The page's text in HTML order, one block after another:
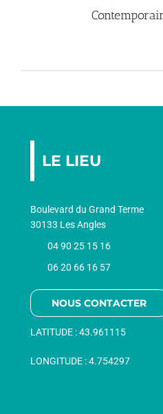
LE LIEU
Boulevard du Grand Terme
30133 Les Angles
04 90 25 15 16
06 20 66 16 57
NOUS CONTACTER
LATITUDE :43.961115
LONGITUDE :4.754297